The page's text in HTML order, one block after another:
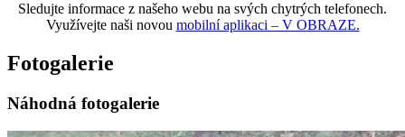
Sledujte informace z našeho webu na svých chytrých telefonech.
Využívejte naši novou mobilní aplikaci – V OBRAZE.
Fotogalerie
Náhodná fotogalerie